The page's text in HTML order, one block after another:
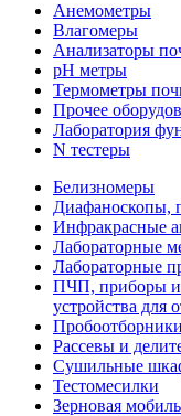
Анемометры
Влагомеры
Анализаторы
pH метры
Термометры
Прочее
Лаборатория
N тестеры
Белизномеры
Диафаноскопы,
Инфракрасные
Лабораторные
Лабораторные
ПЧП, приборы
устройства для
Рассевы и
Сушильные
Тестомесилки
Зерновая